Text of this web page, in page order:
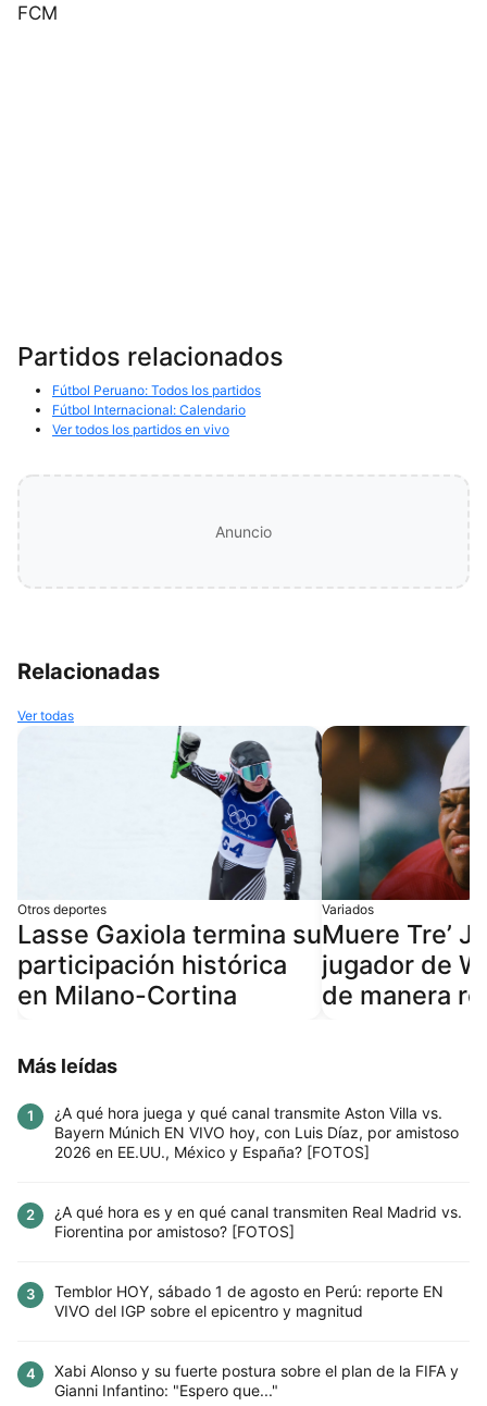
​FCM
Partidos relacionados
Fútbol Peruano: Todos los partidos
Fútbol Internacional: Calendario
Ver todos los partidos en vivo
Anuncio
Relacionadas
Ver todas
Otros deportes
Lasse Gaxiola termina su
participación histórica
en Milano-Cortina
Variados
Muere Tre’
jugador de
de manera
Más leídas
1
¿A qué hora juega y qué canal transmite Aston Villa vs.
Bayern Múnich EN VIVO hoy, con Luis Díaz, por amistoso
2026 en EE.UU., México y España? [FOTOS]
2
¿A qué hora es y en qué canal transmiten Real Madrid vs.
Fiorentina por amistoso? [FOTOS]
3
Temblor HOY, sábado 1 de agosto en Perú: reporte EN
VIVO del IGP sobre el epicentro y magnitud
4
Xabi Alonso y su fuerte postura sobre el plan de la FIFA y
Gianni Infantino: "Espero que..."